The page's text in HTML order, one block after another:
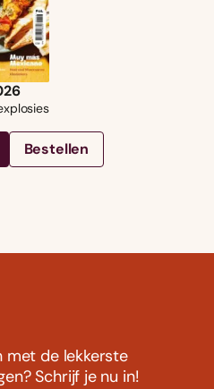
Bestellen
met de lekkerste
Schrijf je nu in!